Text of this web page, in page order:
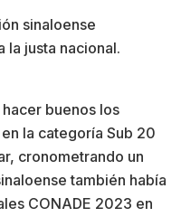
sinaloense
la justa nacional.
buenos los
la categoría Sub 20
cronometrando un
también había
CONADE 2023 en